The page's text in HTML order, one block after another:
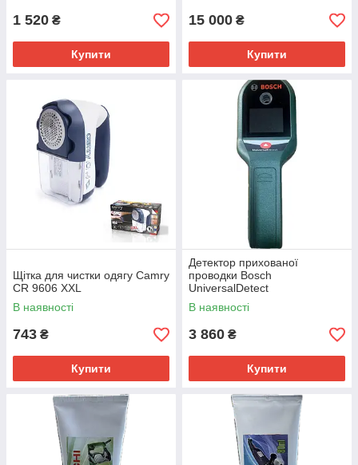
1 520 ₴
Купити
15 000 ₴
Купити
Щітка для чистки одягу Camry
CR 9606 XXL
В наявності
743 ₴
Купити
Детектор прихованої
проводки Bosch
UniversalDetect
В наявності
3 860 ₴
Купити